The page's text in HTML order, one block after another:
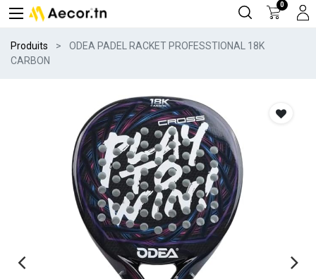
0
Produits
ODEA PADEL RACKET PROFESSTIONAL 18K
CARBON